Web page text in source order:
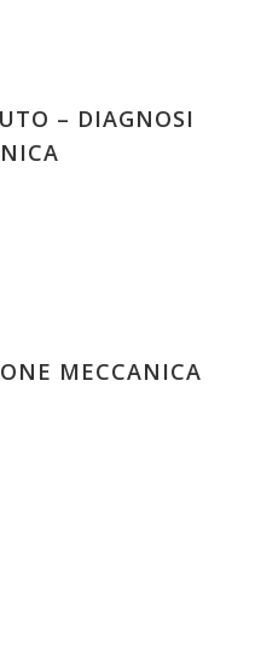
– DIAGNOSI
MECCANICA